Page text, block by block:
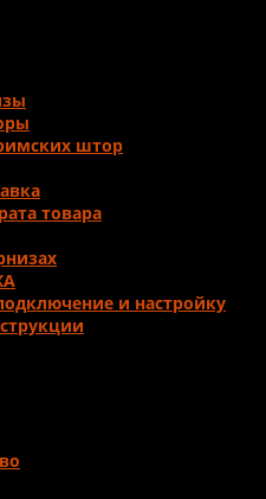
штор
товара
и настройку